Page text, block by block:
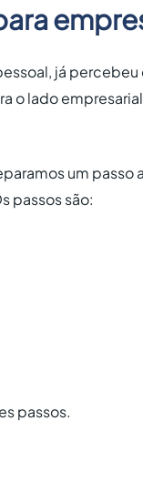
já
o lado
um passo
passos são:
passos.